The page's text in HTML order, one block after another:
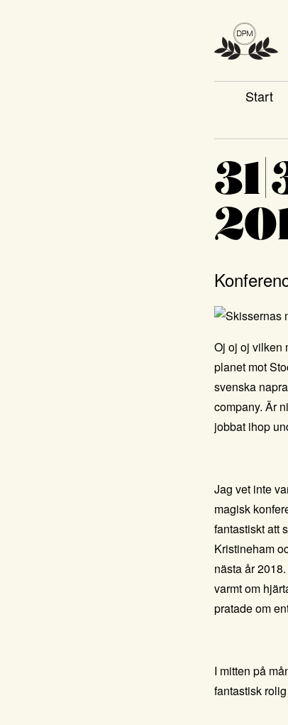
Start
Oj oj oj vilken
planet mot
svenska
company. Är
jobbat ihop
Jag vet inte
magisk
fantastiskt att
Kristineham
nästa år
varmt om
pratade om
I mitten på
fantastisk